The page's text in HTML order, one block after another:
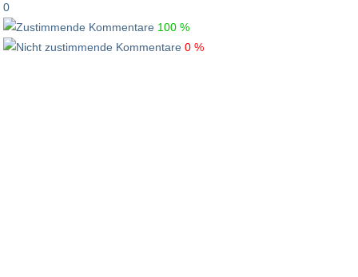
0
100 %
0 %